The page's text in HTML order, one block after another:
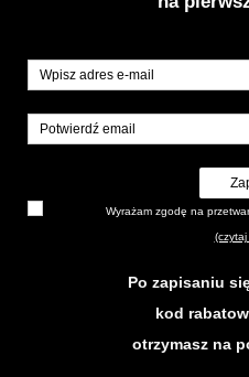
Wyrażam zgodę na
(czytaj
Po zapisaniu
kod
otrzymasz na